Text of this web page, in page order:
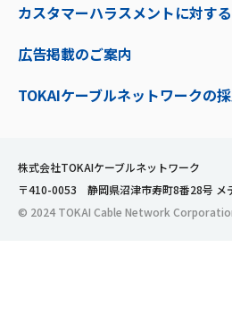
カスタマーハラスメントに対す
広告掲載のご案内
TOKAIケーブルネットワークの
株式会社TOKAIケーブルネットワーク
〒410-0053 静岡県沼津市寿町8番28号 メ
© 2024 TOKAI Cable Network